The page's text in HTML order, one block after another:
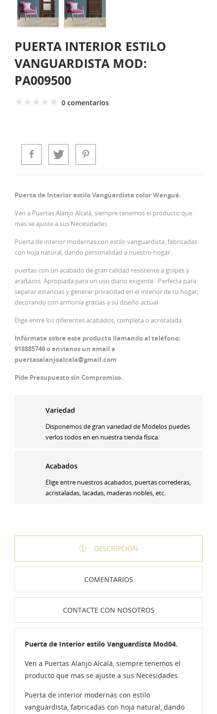
PUERTA INTERIOR ESTILO
VANGUARDISTA MOD:
PA009500
0 comentarios
Puerta de Interior estilo Vanguardista color Wengué.
Ven a Puertas Alanjo Alcalá, siempre tenemos el producto que
mas se ajuste a sus Necesidades.
Puerta de interior modernas con estilo vanguardista, fabricadas
con hoja natural, dando personalidad a nuestro hogar.
puertas con un acabado de gran calidad resistente a golpes y
arañazos. Apropiada para un uso diario exigente. Perfecta para
separar estancias y generar privacidad en el interior de tu hogar,
decorando con armonía gracias a su diseño actual.
Elige entre los diferentes acabados, completa o acristalada.
Infórmate sobre este producto llamando al teléfono:
918885746 o envíanos un email a
puertasalanjoalcala@gmail.com
Pide Presupuesto sin Compromiso.
Variedad
Disponemos de gran variedad de Modelos puedes
verlos todos en en nuestra tienda física.
Acabados
Elige entre nuestros acabados, puertas correderas,
acristaladas, lacadas, maderas nobles, etc.
DESCRIPCIÓN
COMENTARIOS
CONTACTE CON NOSOTROS
Puerta de Interior estilo Vanguardista Mod04.
Ven a Puertas Alanjo Alcalá, siempre tenemos el
producto que mas se ajuste a sus Necesidades.
Puerta de interior modernas con estilo
vanguardista, fabricadas con hoja natural, dando